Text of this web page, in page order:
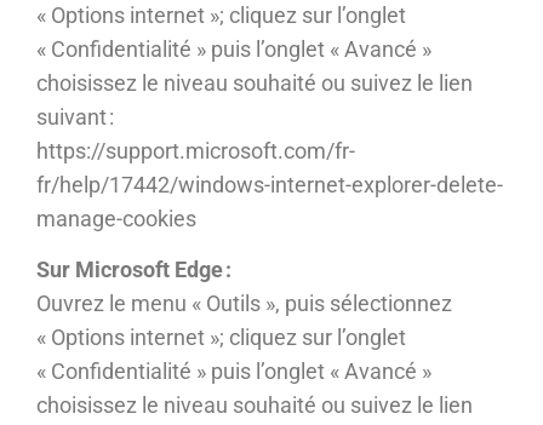
« Options internet »; cliquez sur l’onglet
« Confidentialité » puis l’onglet « Avancé »
choisissez le niveau souhaité ou suivez le lien
suivant :
https://support.microsoft.com/fr-
fr/help/17442/windows-internet-explorer-delete-
manage-cookies
Sur Microsoft Edge :
Ouvrez le menu « Outils », puis sélectionnez
« Options internet »; cliquez sur l’onglet
« Confidentialité » puis l’onglet « Avancé »
choisissez le niveau souhaité ou suivez le lien